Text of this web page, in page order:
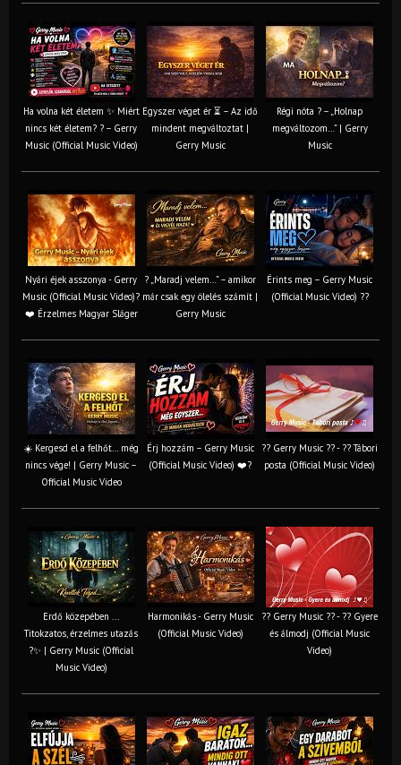
Ha volna két életem ✨ Miért
nincs két életem? ? – Gerry
Music (Official Music Video)
Egyszer véget ér ⏳ – Az idő
mindent megváltoztat |
Gerry Music
Régi nóta ? – „Holnap
megváltozom…” | Gerry
Music
Nyári éjek asszonya - Gerry
Music (Official Music Video)?
❤️ Érzelmes Magyar Sláger
? „Maradj velem…” – amikor
már csak egy ölelés számít |
Gerry Music
Érints meg – Gerry Music
(Official Music Video) ??
☀️ Kergesd el a felhőt… még
nincs vége! | Gerry Music –
Official Music Video
Érj hozzám – Gerry Music
(Official Music Video) ❤️?
?? Gerry Music ?? - ?? Tábori
posta (Official Music Video)
Erdő közepében ...
Titokzatos, érzelmes utazás
?✨ | Gerry Music (Official
Music Video)
Harmonikás - Gerry Music
(Official Music Video)
?? Gerry Music ?? - ?? Gyere
és álmodj (Official Music
Video)